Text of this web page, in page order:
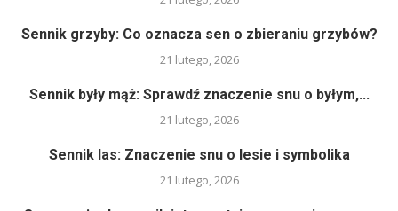
Sennik grzyby: Co oznacza sen o zbieraniu grzybów?
21 lutego, 2026
Sennik były mąż: Sprawdź znaczenie snu o byłym,...
21 lutego, 2026
Sennik las: Znaczenie snu o lesie i symbolika
21 lutego, 2026